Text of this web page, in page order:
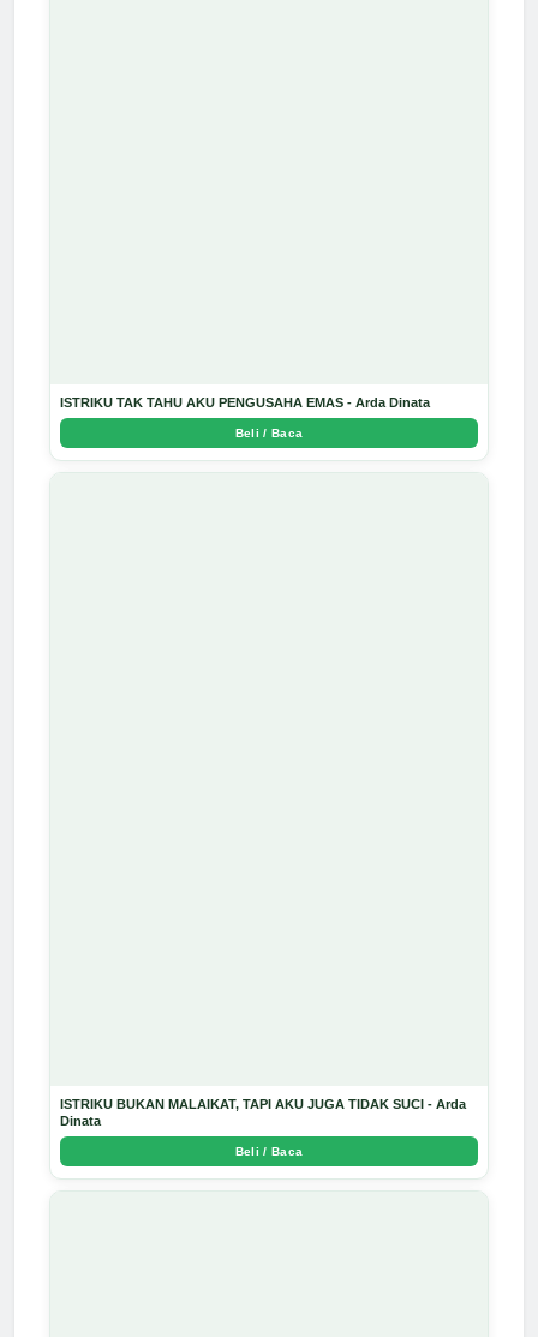
ISTRIKU TAK TAHU AKU PENGUSAHA EMAS - Arda Dinata
Beli / Baca
ISTRIKU BUKAN MALAIKAT, TAPI AKU JUGA TIDAK SUCI - Arda
Dinata
Beli / Baca